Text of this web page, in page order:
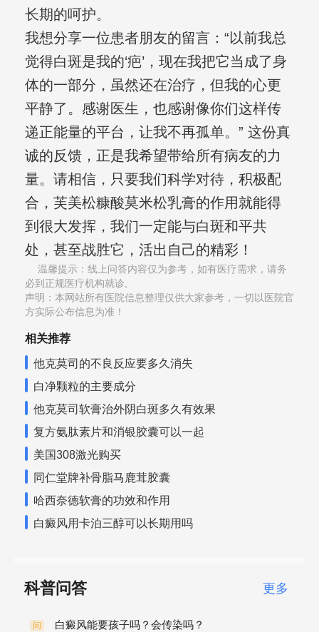
长期的呵护。
我想分享一位患者朋友的留言：“以前我总
觉得白斑是我的‘疤’，现在我把它当成了身
体的一部分，虽然还在治疗，但我的心更
平静了。感谢医生，也感谢像你们这样传
递正能量的平台，让我不再孤单。” 这份真
诚的反馈，正是我希望带给所有病友的力
量。请相信，只要我们科学对待，积极配
合，芙美松糠酸莫米松乳膏的作用就能得
到很大发挥，我们一定能与白斑和平共
处，甚至战胜它，活出自己的精彩！
温馨提示：线上问答内容仅为参考，如有医疗需求，请务
必到正规医疗机构就诊,
声明：本网站所有医院信息整理仅供大家参考，一切以医院官
方实际公布信息为准！
相关推荐
他克莫司的不良反应要多久消失
白净颗粒的主要成分
他克莫司软膏治外阴白斑多久有效果
复方氨肽素片和消银胶囊可以一起
美国308激光购买
同仁堂牌补骨脂马鹿茸胶囊
哈西奈德软膏的功效和作用
白癜风用卡泊三醇可以长期用吗
科普问答 更多
问 白癜风能要孩子吗？会传染吗？